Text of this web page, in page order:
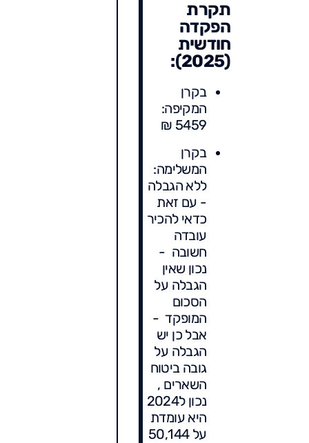
תקרת
הפקדה
חודשית
(2025):
בקרן
המקיפה:
5459 ₪
בקרן
המשלימה:
ללא הגבלה
- עם זאת
כדאי להכיר
עובדה
חשובה -
נכון שאין
הגבלה על
הסכום
המופקד -
אבל כן יש
הגבלה על
גובה ביטוח
השארים ,
נכון ל2024
היא עומדת
על 50,144